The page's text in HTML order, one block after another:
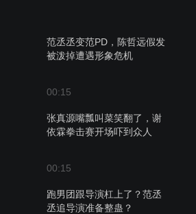
范丞丞变范PD，陈哲远假发
被泼掉遭遇形象危机
00:15
张真源嘴瓢叫菜笑翻了，谢
依霖拳击赛开场吓到众人
00:15
跑男团跟导演杠上了？范丞
丞追导演准备整蛊？